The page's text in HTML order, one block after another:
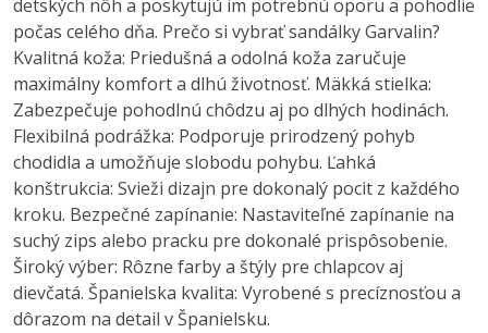
detských nôh a poskytujú im potrebnú oporu a pohodlie
počas celého dňa. Prečo si vybrať sandálky Garvalin?
Kvalitná koža: Priedušná a odolná koža zaručuje
maximálny komfort a dlhú životnosť. Mäkká stielka:
Zabezpečuje pohodlnú chôdzu aj po dlhých hodinách.
Flexibilná podrážka: Podporuje prirodzený pohyb
chodidla a umožňuje slobodu pohybu. Ľahká
konštrukcia: Svieži dizajn pre dokonalý pocit z každého
kroku. Bezpečné zapínanie: Nastaviteľné zapínanie na
suchý zips alebo pracku pre dokonalé prispôsobenie.
Široký výber: Rôzne farby a štýly pre chlapcov aj
dievčatá. Španielska kvalita: Vyrobené s precíznosťou a
dôrazom na detail v Španielsku.